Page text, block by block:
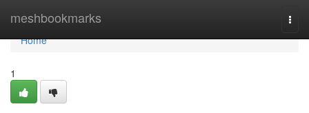
meshbookmarks
Home
Home
1